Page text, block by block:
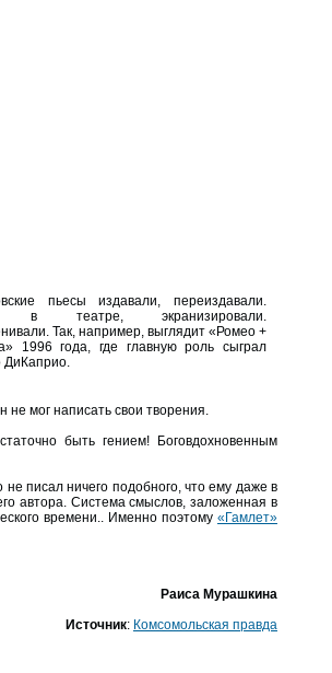
пьесы издавали, переиздавали.
в театре, экранизировали.
Так, например, выглядит «Ромео +
1996 года, где главную роль сыграл
ДиКаприо.
мог написать свои творения.
быть гением! Боговдохновенным
не писал ничего подобного, что ему даже в
автора. Система смыслов, заложенная в
времени.. Именно поэтому «Гамлет»
Раиса Мурашкина
Источник: Комсомольская правда